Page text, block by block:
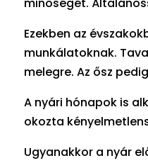
Ezekben az
munkálatoknak.
melegre. Az ősz
A nyári hónapok is
okozta
Ugyanakkor a nyár